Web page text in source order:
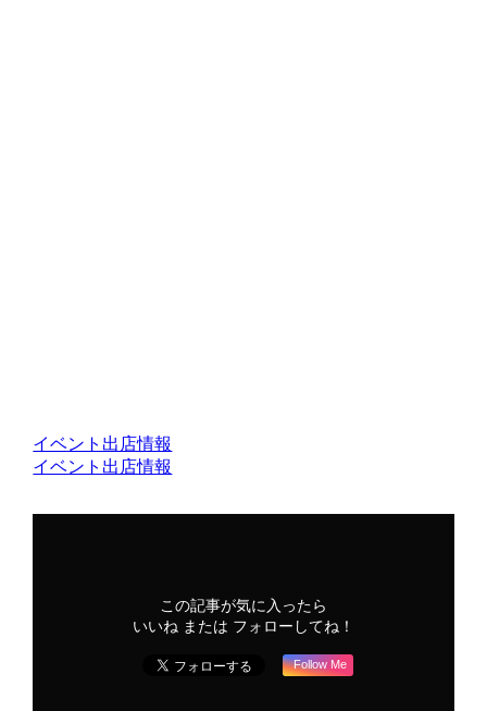
イベント出店情報
イベント出店情報
この記事が気に入ったら
いいね または フォローしてね！
Follow Me